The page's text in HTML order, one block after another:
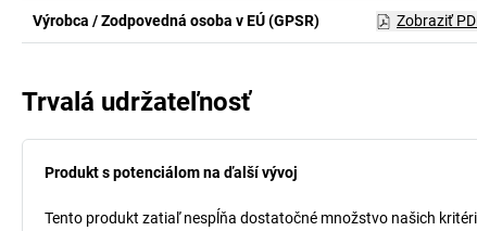
Výrobca / Zodpovedná osoba v EÚ (GPSR) Zobraziť
Trvalá udržateľnosť
Produkt s potenciálom na ďalší vývoj
Tento produkt zatiaľ nespĺňa dostatočné množstvo našich